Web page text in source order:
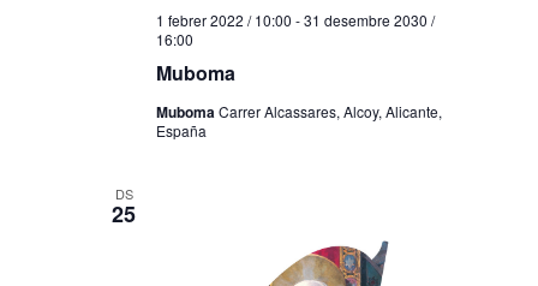
Muboma
1 febrer 2022 / 10:00 -31 desembre 2030 /
16:00
MubomaCarrer Alcassares, Alcoy, Alicante,
España
DS
25